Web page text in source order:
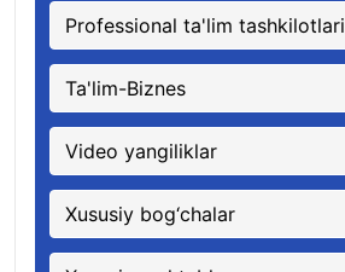
Professional ta'lim tashkilotlari
Ta'lim-Biznes
Video yangiliklar
Xususiy bog‘chalar